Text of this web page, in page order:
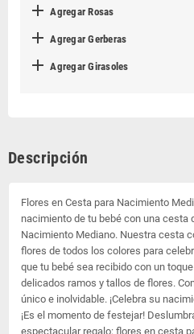
 Agregar Rosas
 Agregar Gerberas
 Agregar Girasoles
Descripción
Flores en Cesta para Nacimiento
nacimiento de tu bebé con una cesta
Nacimiento Mediano. Nuestra cesta
flores de todos los colores para
que tu bebé sea recibido con un
delicados ramos y tallos de flores.
único e inolvidable. ¡Celebra su
¡Es el momento de festejar!
espectacular regalo: flores en cesta